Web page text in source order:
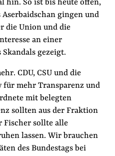
hin. So ist bis heute offen,
gingen und
die Union und die
an einer
gezeigt.
CDU, CSU und die
mehr Transparenz und
mit belegten
sollten aus der Fraktion
Fischer sollte alle
lassen. Wir brauchen
des Bundestags bei